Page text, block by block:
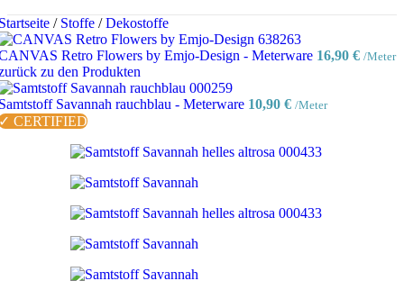
/ Stoffe / Dekostoffe
Retro Flowers by Emjo-Design - Meterware 16,90 € /Meter
zu den Produkten
Savannah rauchblau - Meterware 10,90 € /Meter
CERTIFIED